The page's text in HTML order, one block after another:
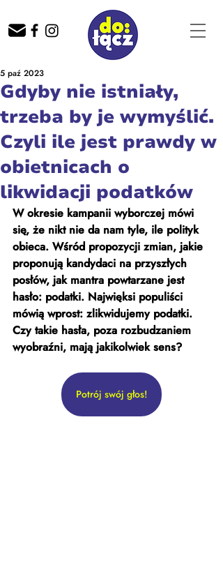
Gdyby nie istniały,
trzeba by je wymyślić.
Czyli ile jest prawdy w
obietnicach o
likwidacji podatków
5 paź 2023
W okresie kampanii wyborczej mówi
się, że nikt nie da nam tyle, ile polityk
obieca. Wśród propozycji zmian, jakie
proponują kandydaci na przyszłych
posłów, jak mantra powtarzane jest
hasło: podatki. Najwięksi populiści
mówią wprost: zlikwidujemy podatki.
Czy takie hasła, poza rozbudzaniem
wyobraźni, mają jakikolwiek sens?
Potrój swój głos!